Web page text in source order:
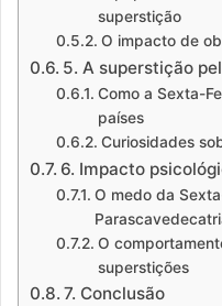
superstição
O impacto de
5. A superstição
Como a Sexta-
países
Curiosidades
6. Impacto
O medo da
O
superstições
7. Conclusão